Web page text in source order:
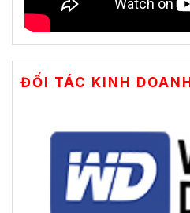
ĐỐI TÁC KINH DOANH